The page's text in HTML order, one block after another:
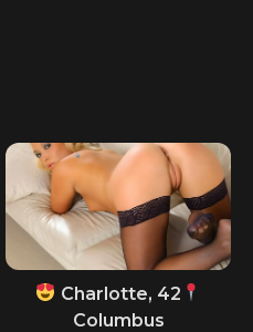
Charlotte, 42
Columbus